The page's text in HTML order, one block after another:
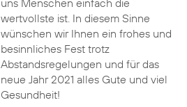
uns Menschen einfach die
wertvollste ist. In diesem Sinne
wünschen wir Ihnen ein frohes und
besinnliches Fest trotz
Abstandsregelungen und für das
neue Jahr 2021 alles Gute und viel
Gesundheit!